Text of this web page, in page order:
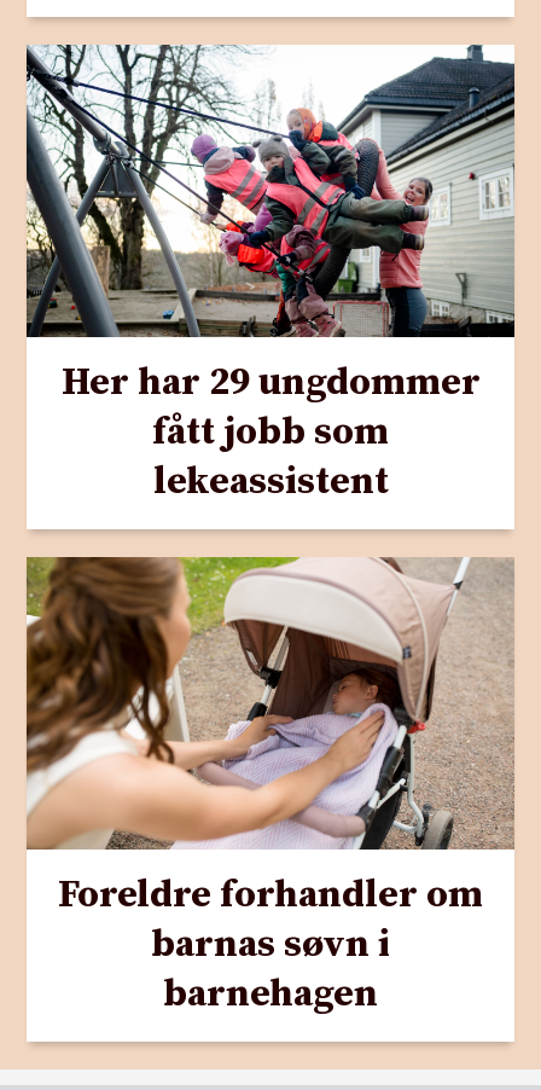
Her har 29 ungdommer
fått jobb som
lekeassistent
Foreldre forhandler om
barnas søvn i
barnehagen